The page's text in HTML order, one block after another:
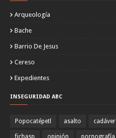
Arqueología
Bache
Barrio De Jesus
Cereso
Expedientes
INSEGURIDAD ABC
Popocatépetl asalto cadáver
fichasp opinión pornografía